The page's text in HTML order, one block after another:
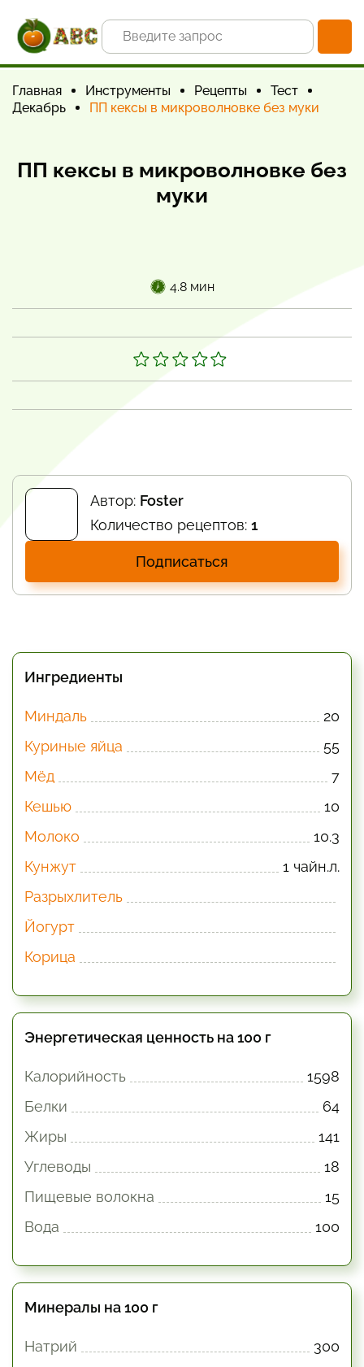
Главная Инструменты Рецепты
Тест
Декабрь
ПП кексы в микроволновке без муки
ПП кексы в микроволновке без
муки
4.8 мин
Автор: Foster
Количество рецептов: 1
Подписаться
Ингредиенты
Миндаль
20
Куриные яйца
55
Мёд
7
Кешью
10
Молоко
10.3
Кунжут
1 чайн.л.
Разрыхлитель
Йогурт
Корица
Энергетическая ценность на 100 г
Калорийность
1598
Белки
64
Жиры
141
Углеводы
18
Пищевые волокна
15
Вода
100
Минералы на 100 г
Натрий
300